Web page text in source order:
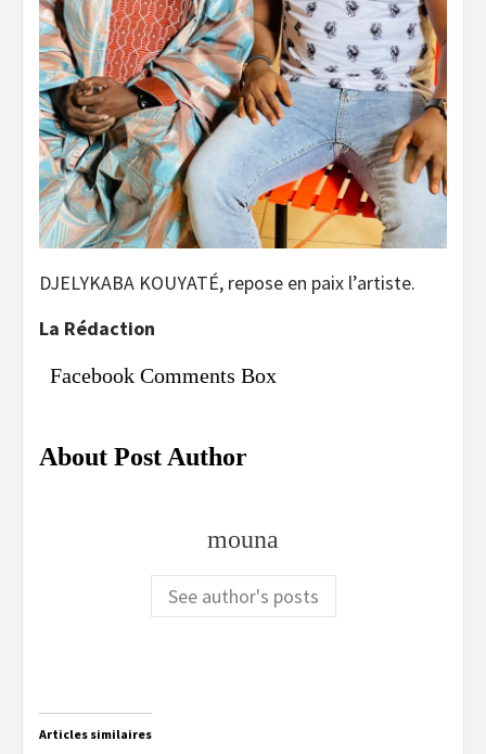
DJELYKABA KOUYATÉ, repose en paix l’artiste.
La Rédaction
Facebook Comments Box
About Post Author
mouna
See author's posts
Articles similaires